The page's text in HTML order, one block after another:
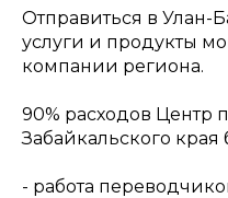
Отправиться в Улан-
услуги и продукты
компании региона.
90% расходов Центр
Забайкальского края
- работа